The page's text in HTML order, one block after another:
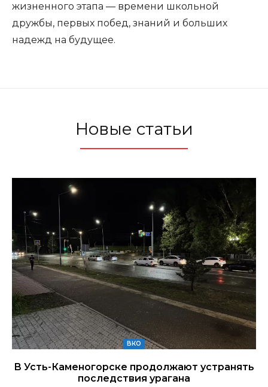
жизненного этапа — времени школьной
дружбы, первых побед, знаний и больших
надежд на будущее.
Новые статьи
ВКО
В Усть-Каменогорске продолжают устранять
последствия урагана